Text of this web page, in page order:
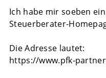
Ich habe mir soeben
Steuerberater-
Die Adresse lautet:
https://www.pfk-